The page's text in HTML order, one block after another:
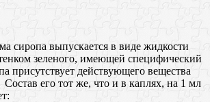
сиропа выпускается в виде жидкости
зеленого, имеющей специфический
присутствует действующего вещества
его тот же, что и в каплях, на 1 мл